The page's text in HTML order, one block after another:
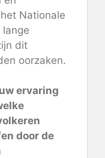
Nationale
dit
oorzaken.
ervaring
door de